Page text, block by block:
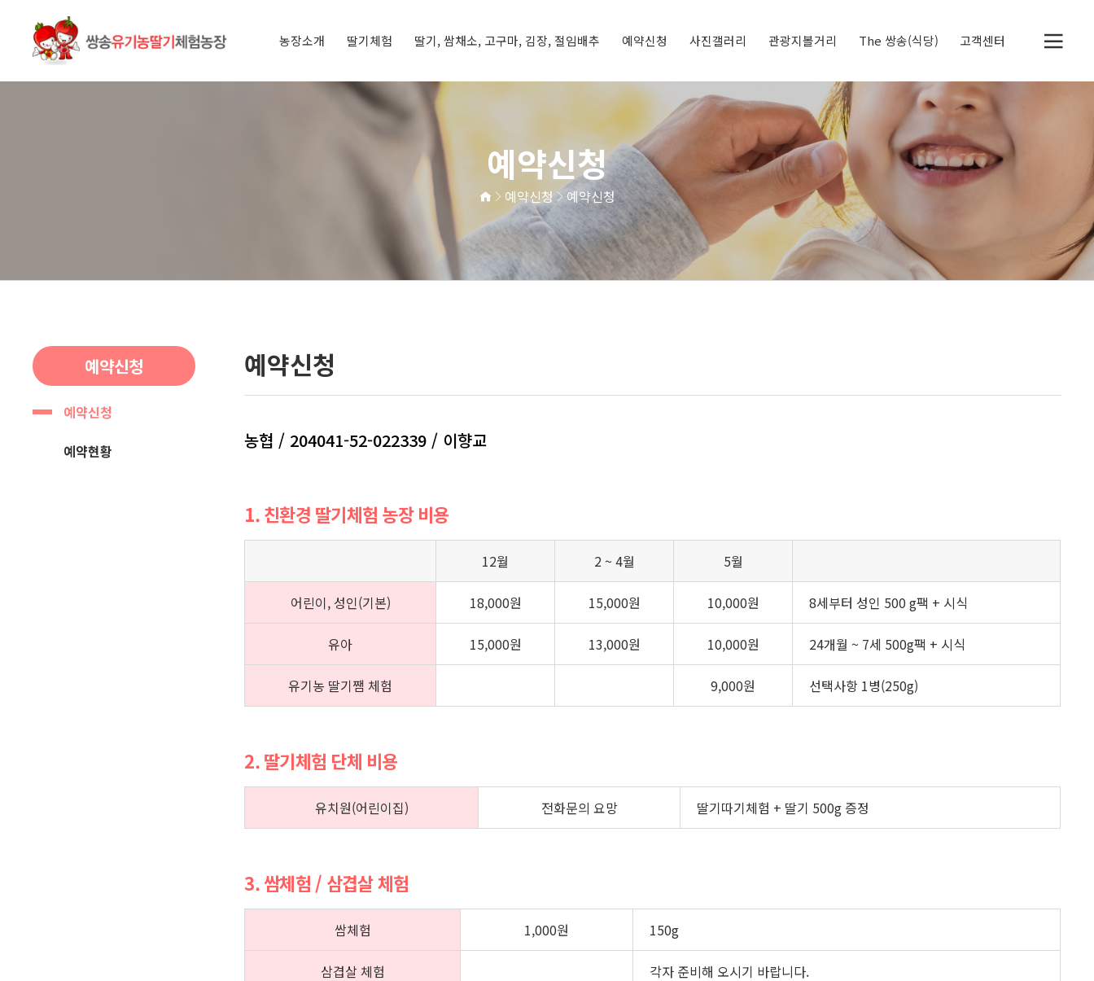
농장소개 딸기체험
아이들과 딸기체험
딸기 이야기
딸기, 쌈채소, 고구마, 김장, 절임배추
체험프로그램
예약신청
예약신청
예약현황
사진갤러리 관광지볼거리
북한강 자전거 전용도
로
The 쌍송(식당) 고객센터
공지사항
체험후기
딸기레시피
예약신청
예약신청 예약신청
예약신청
예약신청
예약현황
예약신청
농협 / 204041-52-022339 / 이향교
1. 친환경 딸기체험 농장 비용
12월 2 ~ 4월 5월
어린이, 성인(기본) 18,000원 15,000원 10,000원 8세부터 성인 500 g팩 + 시식
유아 15,000원 13,000원 10,000원 24개월 ~ 7세 500g팩 + 시식
유기농 딸기쨈 체험 9,000원 선택사항 1병(250g)
2. 딸기체험 단체 비용
유치원(어린이집) 전화문의 요망 딸기따기체험 + 딸기 500g 증정
3. 쌈체험 / 삼겹살 체험
쌈체험 1,000원 150g
삼겹살 체험 각자 준비해 오시기 바랍니다.